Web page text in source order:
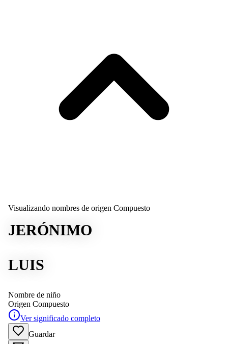
Visualizando nombres de origen Compuesto
JERÓNIMO
LUIS
Nombre de niño
Origen Compuesto
Ver significado completo
Guardar